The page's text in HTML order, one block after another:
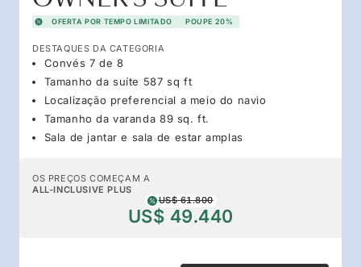
OFERTA POR TEMPO LIMITADO POUPE 20%
DESTAQUES DA CATEGORIA
Convés 7 de 8
Tamanho da suíte 587 sq ft
Localização preferencial a meio do navio
Tamanho da varanda 89 sq. ft.
Sala de jantar e sala de estar amplas
OS PREÇOS COMEÇAM A
ALL-INCLUSIVE PLUS
US$ 61.800
US$ 49.440